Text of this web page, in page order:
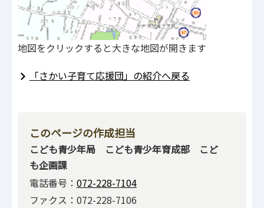
地図をクリックすると大きな地図が開きます
「さかい子育て応援団」の紹介へ戻る
このページの作成担当
こども青少年局 こども青少年育成部 こど
も企画課
電話番号： 072-228-7104
ファクス：072-228-7106